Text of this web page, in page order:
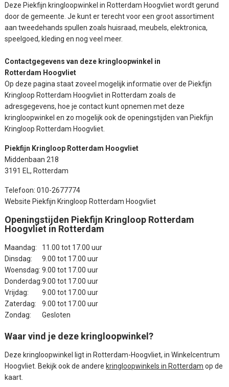
Deze Piekfijn kringloopwinkel in Rotterdam Hoogvliet wordt gerund
door de gemeente. Je kunt er terecht voor een groot assortiment
aan tweedehands spullen zoals huisraad, meubels, elektronica,
speelgoed, kleding en nog veel meer.
Contactgegevens van deze kringloopwinkel in
Rotterdam Hoogvliet
Op deze pagina staat zoveel mogelijk informatie over de Piekfijn
Kringloop Rotterdam Hoogvliet in Rotterdam zoals de
adresgegevens, hoe je contact kunt opnemen met deze
kringloopwinkel en zo mogelijk ook de openingstijden van Piekfijn
Kringloop Rotterdam Hoogvliet.
Piekfijn Kringloop Rotterdam Hoogvliet
Middenbaan 218
3191 EL, Rotterdam
Telefoon: 010-2677774
Website Piekfijn Kringloop Rotterdam Hoogvliet
Openingstijden Piekfijn Kringloop Rotterdam
Hoogvliet in Rotterdam
Maandag:
11.00 tot 17.00 uur
Dinsdag:
9.00 tot 17.00 uur
Woensdag: 9.00 tot 17.00 uur
Donderdag:9.00 tot 17.00 uur
Vrijdag:
9.00 tot 17.00 uur
Zaterdag:
9.00 tot 17.00 uur
Zondag:
Gesloten
Waar vind je deze kringloopwinkel?
Deze kringloopwinkel ligt in Rotterdam-Hoogvliet, in Winkelcentrum
Hoogvliet. Bekijk ook de anderekringloopwinkels in Rotterdam op de
kaart.